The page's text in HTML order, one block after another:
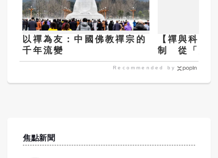
以禪為友：中國佛教禪宗的
千年流變
【禪與科學
制 從「細
現代養生觀
Recommended by
焦點新聞